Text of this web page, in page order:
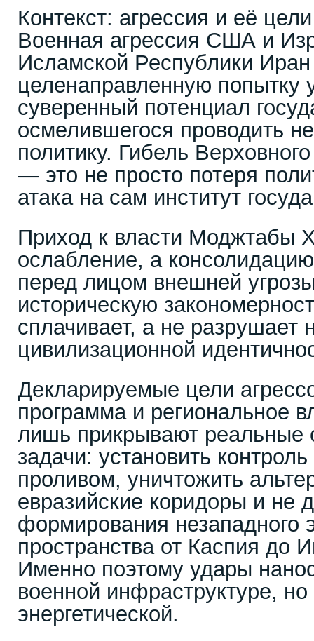
Контекст: агрессия и её цели
Военная агрессия США и
Исламской Республики
целенаправленную попытку
суверенный потенциал
осмелившегося проводить
политику. Гибель
— это не просто потеря
атака на сам институт
Приход к власти Моджтабы
ослабление, а
перед лицом внешней
историческую
сплачивает, а не разрушает
цивилизационной
Декларируемые цели
программа и региональное
лишь прикрывают реальные
задачи: установить
проливом, уничтожить
евразийские коридоры и не
формирования незападного
пространства от Каспия до
Именно поэтому удары
военной инфраструктуре,
энергетической.